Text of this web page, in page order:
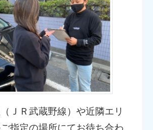
ＪＲ武蔵野線）や近隣エリ
指定の場所にてお待ち合わ